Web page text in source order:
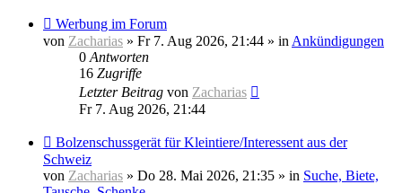
Neuer
Beitrag
Werbung im Forum
von Zacharias » Fr 7. Aug 2026, 21:44 » in Ankündigungen
0 Antworten
16 Zugriffe
Letzter Beitrag von Zacharias
Fr 7. Aug 2026, 21:44
Neuer
Beitrag
Bolzenschussgerät für Kleintiere/Interessent aus der
Schweiz
von Zacharias » Do 28. Mai 2026, 21:35 » in Suche, Biete,